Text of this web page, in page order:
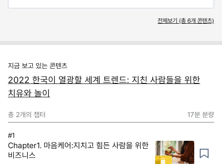
전체보기 (총 6개 콘텐츠)
지금 보고 있는 콘텐츠
2022 한국이 열광할 세계 트렌드: 지친 사람들을 위한
치유와 놀이
총 2개의 챕터 17분 분량
#1
Chapter1. 마음케어:지치고 힘든 사람을 위한
비즈니스